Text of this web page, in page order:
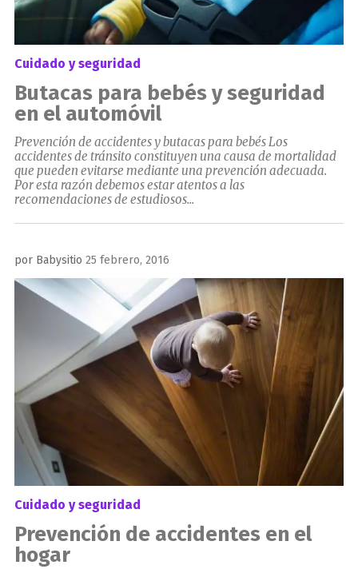
Cuidado y seguridad
Butacas para bebés y seguridad
en el automóvil
Prevención de accidentes y butacas para bebés Los
accidentes de tránsito constituyen una causa de mortalidad
que pueden evitarse mediante una prevención adecuada.
Por esta razón debemos estar atentos a las
recomendaciones de estudiosos...
por Babysitio Publicado
el
25 febrero, 2016
Cuidado y seguridad
Prevención de accidentes en el
hogar